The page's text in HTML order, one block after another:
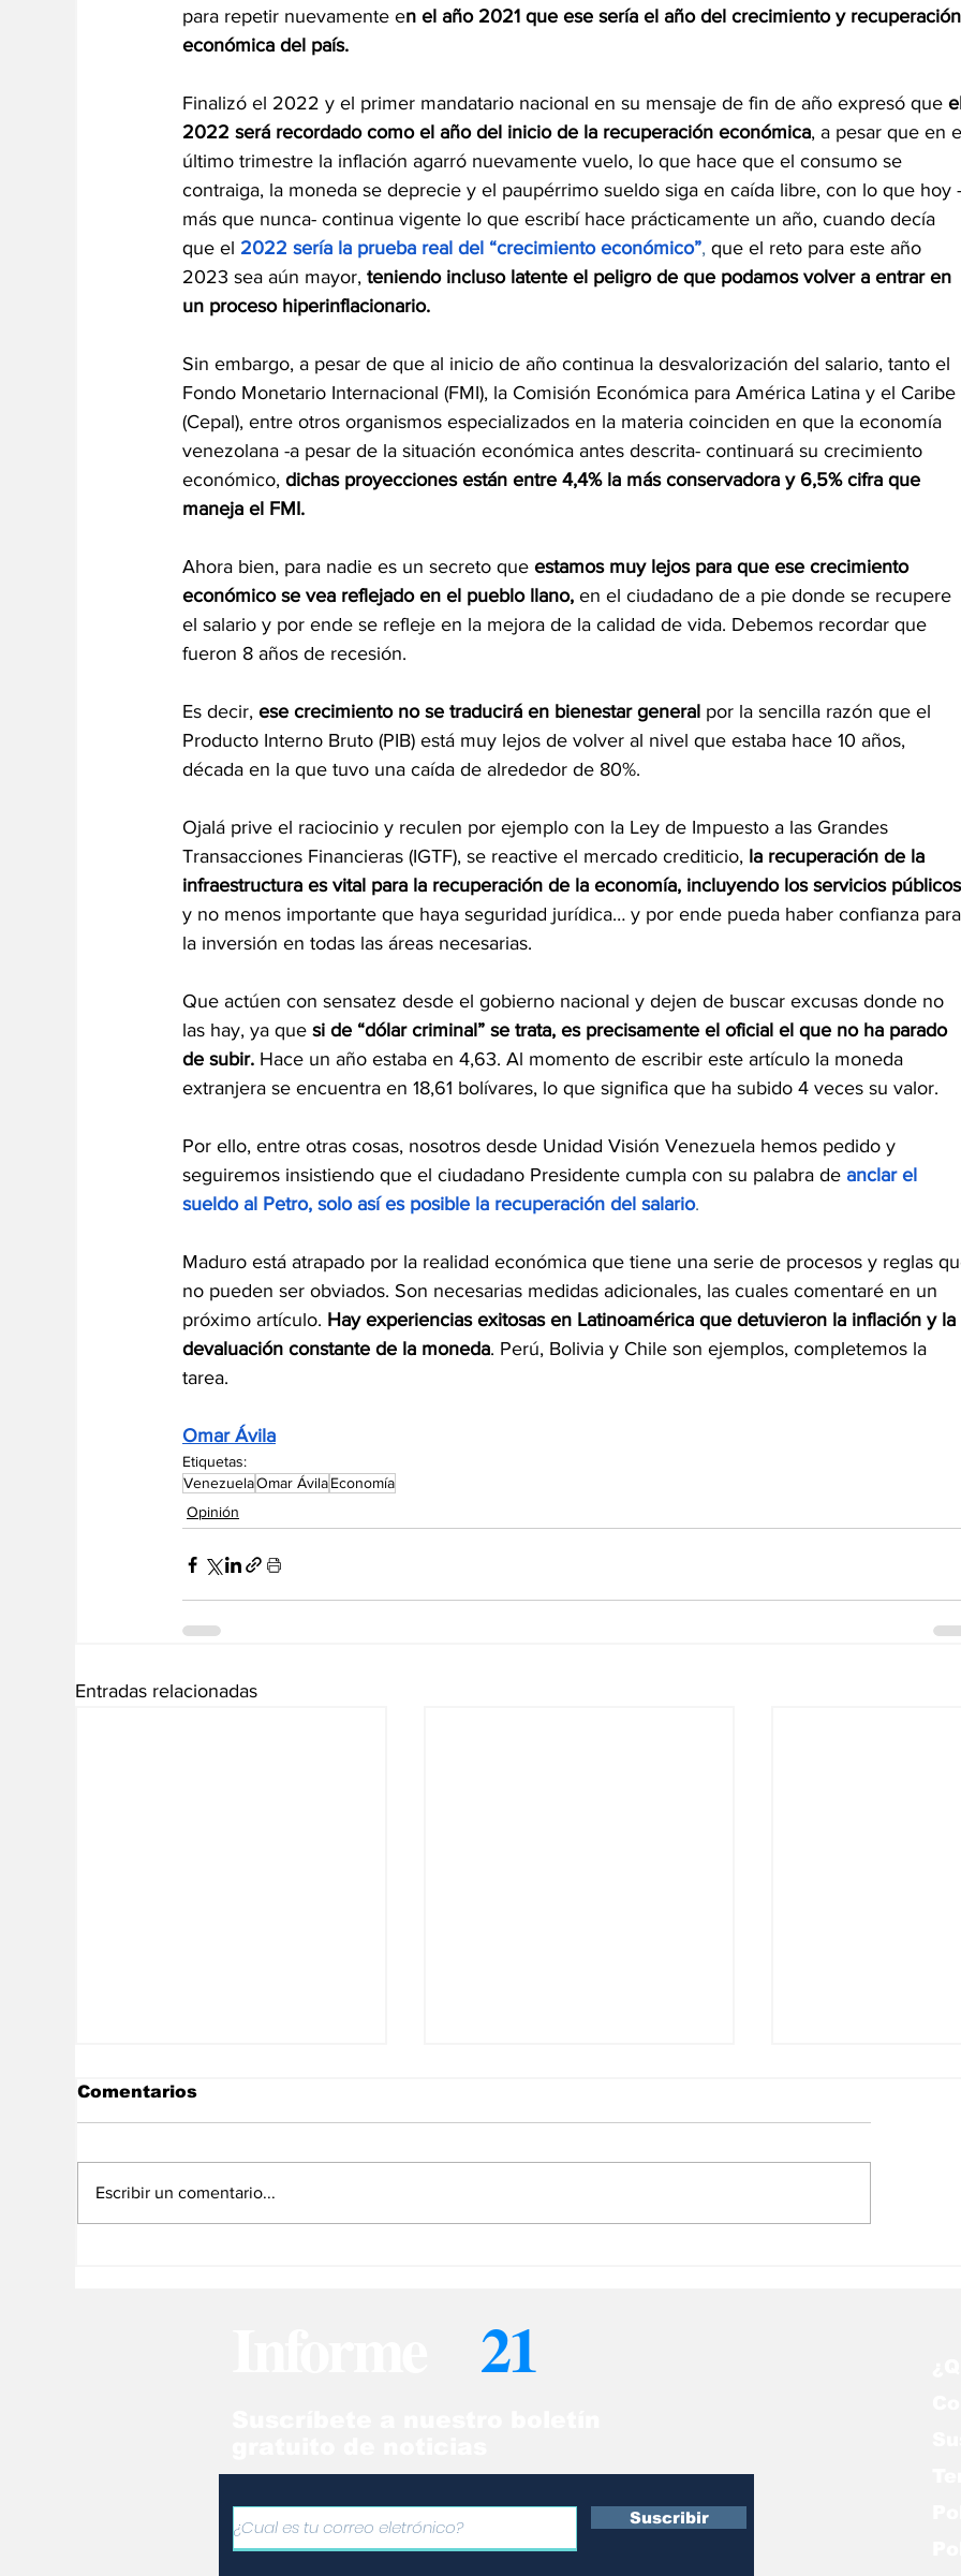
para repetir nuevamente en el año 2021 que ese sería el año del crecimiento y
económica del país.
Finalizó el 2022 y el primer mandatario nacional en su mensaje de fin de año expresó que
2022 será recordado como el año del inicio de la recuperación económica, a pesar que en
último trimestre la inflación agarró nuevamente vuelo, lo que hace que el consumo se
contraiga, la moneda se deprecie y el paupérrimo sueldo siga en caída libre, con lo que hoy -
más que nunca- continua vigente lo que escribí hace prácticamente un año, cuando decía
que el 2022 sería la prueba real del “crecimiento económico”, que el reto para este año
2023 sea aún mayor, teniendo incluso latente el peligro de que podamos volver a entrar en
un proceso hiperinflacionario.
Sin embargo, a pesar de que al inicio de año continua la desvalorización del salario, tanto el
Fondo Monetario Internacional (FMI), la Comisión Económica para América Latina y el Caribe
(Cepal), entre otros organismos especializados en la materia coinciden en que la economía
venezolana -a pesar de la situación económica antes descrita- continuará su crecimiento
económico, dichas proyecciones están entre 4,4% la más conservadora y 6,5% cifra que
maneja el FMI.
Ahora bien, para nadie es un secreto que estamos muy lejos para que ese crecimiento
económico se vea reflejado en el pueblo llano, en el ciudadano de a pie donde se recupere
el salario y por ende se refleje en la mejora de la calidad de vida. Debemos recordar que
fueron 8 años de recesión.
Es decir, ese crecimiento no se traducirá en bienestar general por la sencilla razón que el
Producto Interno Bruto (PIB) está muy lejos de volver al nivel que estaba hace 10 años,
década en la que tuvo una caída de alrededor de 80%.
Ojalá prive el raciocinio y reculen por ejemplo con la Ley de Impuesto a las Grandes
Transacciones Financieras (IGTF), se reactive el mercado crediticio, la recuperación de la
infraestructura es vital para la recuperación de la economía, incluyendo los servicios públicos
y no menos importante que haya seguridad jurídica… y por ende pueda haber confianza
la inversión en todas las áreas necesarias.
Que actúen con sensatez desde el gobierno nacional y dejen de buscar excusas donde no
las hay, ya que si de “dólar criminal” se trata, es precisamente el oficial el que no ha parado
de subir. Hace un año estaba en 4,63. Al momento de escribir este artículo la moneda
extranjera se encuentra en 18,61 bolívares, lo que significa que ha subido 4 veces su valor.
Por ello, entre otras cosas, nosotros desde Unidad Visión Venezuela hemos pedido y
seguiremos insistiendo que el ciudadano Presidente cumpla con su palabra de anclar el
sueldo al Petro, solo así es posible la recuperación del salario.
Maduro está atrapado por la realidad económica que tiene una serie de procesos y reglas
no pueden ser obviados. Son necesarias medidas adicionales, las cuales comentaré en un
próximo artículo. Hay experiencias exitosas en Latinoamérica que detuvieron la inflación y la
devaluación constante de la moneda. Perú, Bolivia y Chile son ejemplos, completemos la
tarea.
Omar Ávila
Etiquetas:
VenezuelaOmar ÁvilaEconomía
Opinión
Entradas relacionadas
Comentarios
Escribir un comentario...
21
Suscribir